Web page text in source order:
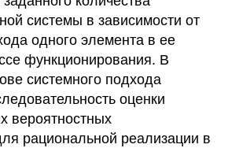
системы в зависимости от
одного элемента в ее
функционирования. В
системного подхода
оценки
вероятностных
рациональной реализации в